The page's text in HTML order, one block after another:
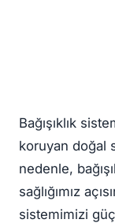
Bağışıklık
koruyan doğal
nedenle,
sağlığımız
sistemimizi